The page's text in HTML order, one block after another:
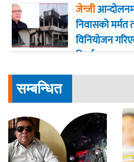
जेन्जी
निवासको मर्मत
विनियोजन
फिर्ता
सम्बन्धित